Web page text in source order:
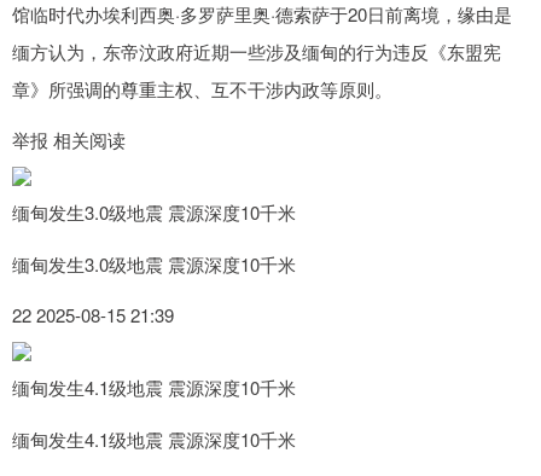
馆临时代办埃利西奥·多罗萨里奥·德索萨于20日前离境，缘由是
缅方认为，东帝汶政府近期一些涉及缅甸的行为违反《东盟宪
章》所强调的尊重主权、互不干涉内政等原则。
举报 相关阅读
缅甸发生3.0级地震 震源深度10千米
缅甸发生3.0级地震 震源深度10千米
22 2025-08-15 21:39
缅甸发生4.1级地震 震源深度10千米
缅甸发生4.1级地震 震源深度10千米